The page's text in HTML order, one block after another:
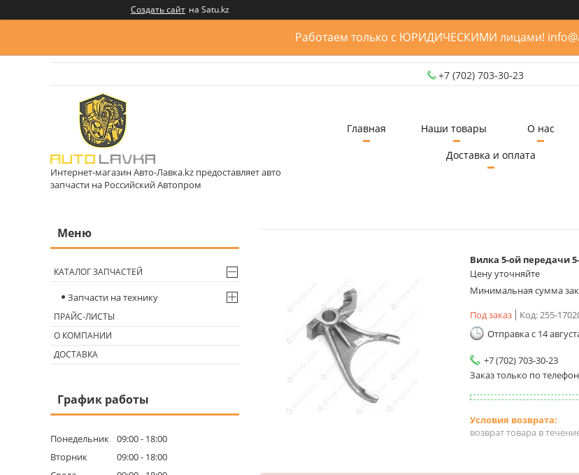
Создать сайт на Satu.kz
Работаем только с ЮРИДИЧЕСКИМИ лицами!
+7 (702) 703-30-23
Интернет-магазин Авто-Лавка.kz предоставляет авто
запчасти на Российский Автопром
Главная Наши товары О нас
Доставка и оплата
Вилка 5-ой передачи
Цену уточняйте
Минимальная сумма
Под заказ
Код:255-
Отправка с 14
+7 (702) 703-30-23
Заказ только по
возврат товара в
КАТАЛОГ ЗАПЧАСТЕЙ
Запчасти на технику
ПРАЙС-ЛИСТЫ
О КОМПАНИИ
ДОСТАВКА
График работы
Понедельник 09:00
18:00
Вторник
09:00
18:00